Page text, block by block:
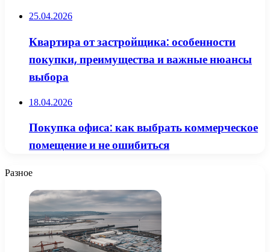
25.04.2026
Квартира от застройщика: особенности
покупки, преимущества и важные нюансы
выбора
18.04.2026
Покупка офиса: как выбрать коммерческое
помещение и не ошибиться
Разное